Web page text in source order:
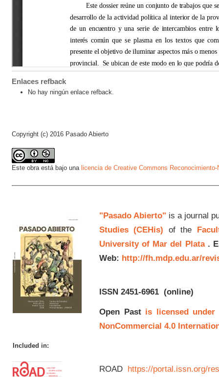
Enlaces refback
No hay ningún enlace refback.
Copyright (c) 2016 Pasado Abierto
Este obra está bajo una licencia de Creative Commons
"Pasado Abierto" is a journal
Studies (CEHis) of the
University of Mar del Plata.
Web: http://fh.mdp.edu.ar/
ISSN 2451-6961(online)
Open Past is licensed under
NonCommercial 4.0
Included in:
ROAD https://portal.issn.org/